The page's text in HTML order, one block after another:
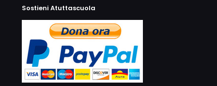
Sostieni Atuttascuola